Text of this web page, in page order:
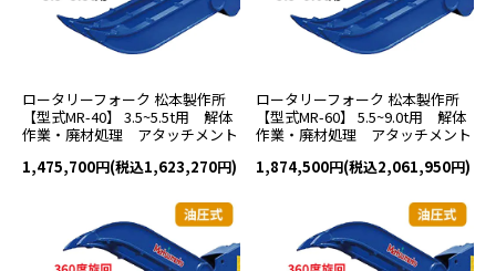
ロータリーフォーク 松本製作所
【型式MR-40】 3.5~5.5t用 解体
作業・廃材処理 アタッチメント
1,475,700円(税込1,623,270円)
ロータリーフォーク 松本製作所
【型式MR-60】 5.5~9.0t用 解体
作業・廃材処理 アタッチメント
1,874,500円(税込2,061,950円)